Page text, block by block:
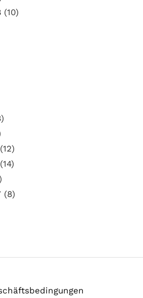
(10)
(12)
(14)
(8)